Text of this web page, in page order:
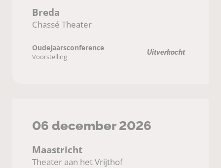
Breda
Chassé Theater
Oudejaarsconference
Voorstelling
Uitverkocht
06 december 2026
Maastricht
Theater aan het Vrijthof